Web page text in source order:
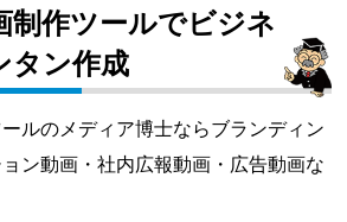
制作ツールでビジネ
タン作成
ルのメディア博士ならブランディン
ン動画・社内広報動画・広告動画な